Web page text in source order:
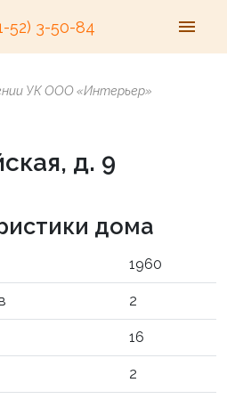
52) 3-50-84
УК ООО «Интерьер»
д. 9
дома
1960
2
16
2